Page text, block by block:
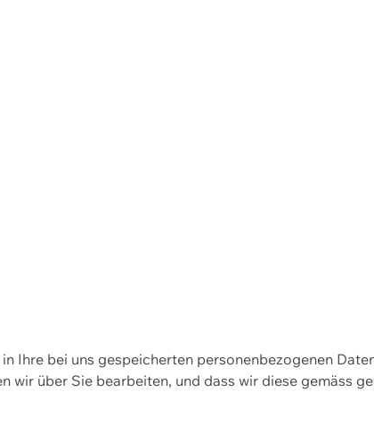
Ihre bei uns gespeicherten personenbezogenen
wir über Sie bearbeiten, und dass wir diese gemäss